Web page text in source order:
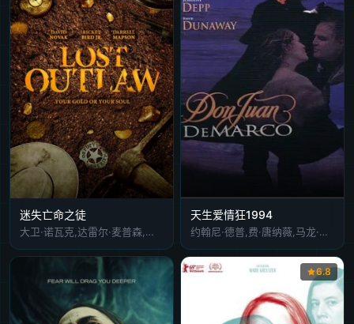
迷失亡命之徒
大卫·诺瓦克,达雷尔·麦普森,杰弗里·史密斯
天生爱情狂1994
约翰尼·德普,费·唐纳薇,马龙·白兰度,热拉尔丁娜·帕亚
6.8